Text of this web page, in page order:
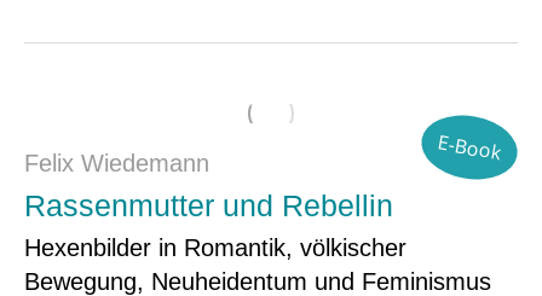
E-Book
Felix Wiedemann
Rassenmutter und Rebellin
Hexenbilder in Romantik, völkischer
Bewegung, Neuheidentum und Feminismus